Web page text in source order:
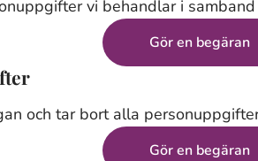
vi behandlar i
Gör en begäran
och tar bort alla
Gör en begäran